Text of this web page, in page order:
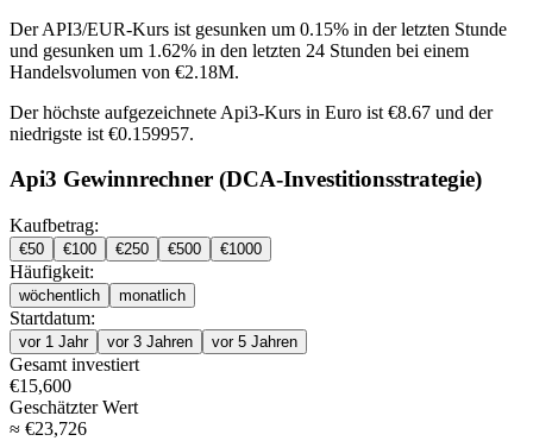
Der API3/EUR-Kurs ist gesunken um 0.15% in der letzten Stunde
und gesunken um 1.62% in den letzten 24 Stunden bei einem
Handelsvolumen von €2.18M.
Der höchste aufgezeichnete Api3-Kurs in Euro ist €8.67 und der
niedrigste ist €0.159957.
Api3 Gewinnrechner (DCA-Investitionsstrategie)
Kaufbetrag:
€50 €100 €250 €500 €1000
Häufigkeit:
wöchentlich monatlich
Startdatum:
vor 1 Jahr vor 3 Jahren vor 5 Jahren
Gesamt investiert
€15,600
Geschätzter Wert
≈ €23,726